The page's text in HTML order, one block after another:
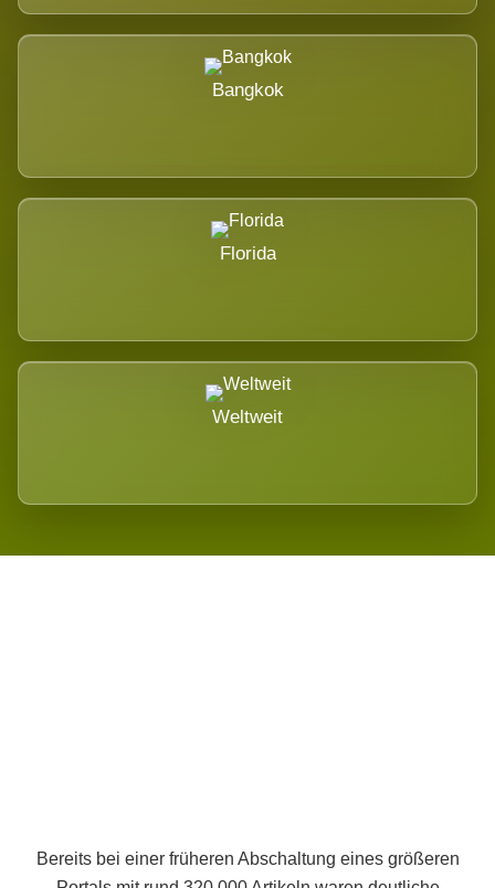
Bangkok
Florida
Weltweit
Bereits bei einer früheren Abschaltung eines größeren